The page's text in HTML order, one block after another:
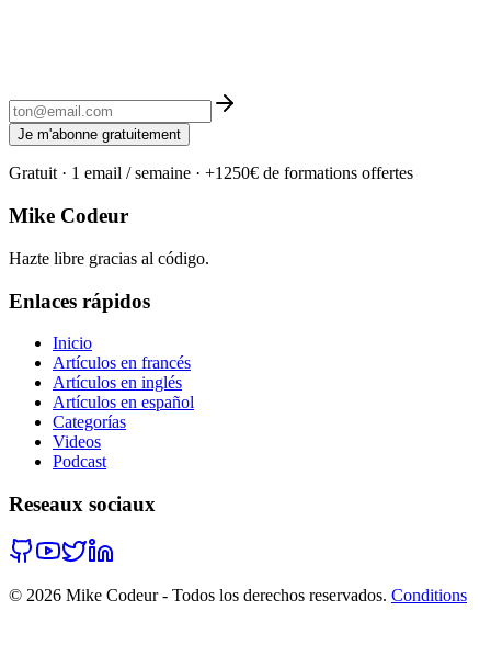
Je m'abonne gratuitement
Gratuit · 1 email / semaine · +1250€ de formations offertes
Mike Codeur
Hazte libre gracias al código.
Enlaces rápidos
Inicio
Artículos en francés
Artículos en inglés
Artículos en español
Categorías
Videos
Podcast
Reseaux sociaux
© 2026 Mike Codeur - Todos los derechos reservados. Conditions